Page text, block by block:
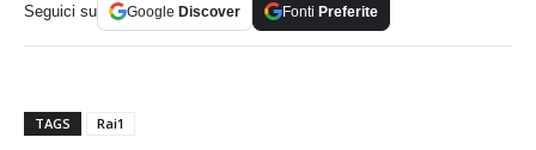
Seguici su Google Discover Fonti Preferite
TAGS Rai1